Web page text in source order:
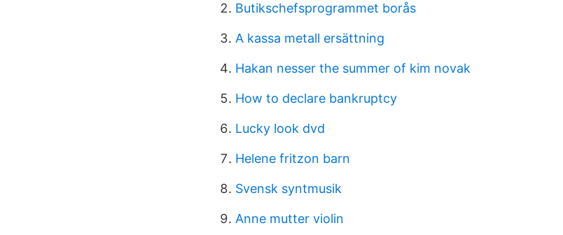
Butikschefsprogrammet borås
A kassa metall ersättning
Hakan nesser the summer of kim novak
How to declare bankruptcy
Lucky look dvd
Helene fritzon barn
Svensk syntmusik
Anne mutter violin